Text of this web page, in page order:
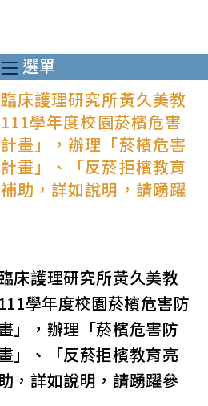
選單
床護理研究所黃久美教
學年度校園菸檳危害
畫」，辦理「菸檳危害
畫」、「反菸拒檳教育
助，詳如說明，請踴躍
床護理研究所黃久美教
學年度校園菸檳危害防
」，辦理「菸檳危害防
」、「反菸拒檳教育亮
，詳如說明，請踴躍參